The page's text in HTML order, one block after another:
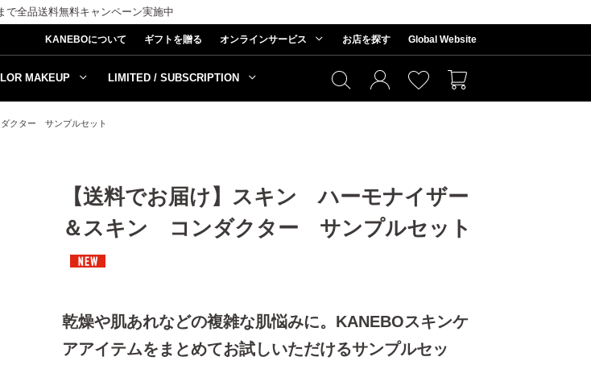
で全品送料無料キャンペーン実施中
KANEBOについて ギフトを贈る オンラインサービス お店を探す Global Website
MAKEUP LIMITED / SUBSCRIPTION
クター サンプルセット
【送料でお届け】スキン ハーモナイザー
＆スキン コンダクター サンプルセット
乾燥や肌あれなどの複雑な肌悩みに。KANEBOスキンケ
アアイテムをまとめてお試しいただけるサンプルセッ